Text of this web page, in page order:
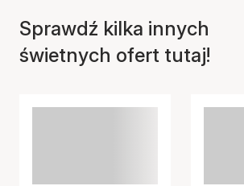
Sprawdź kilka innych
świetnych ofert tutaj!